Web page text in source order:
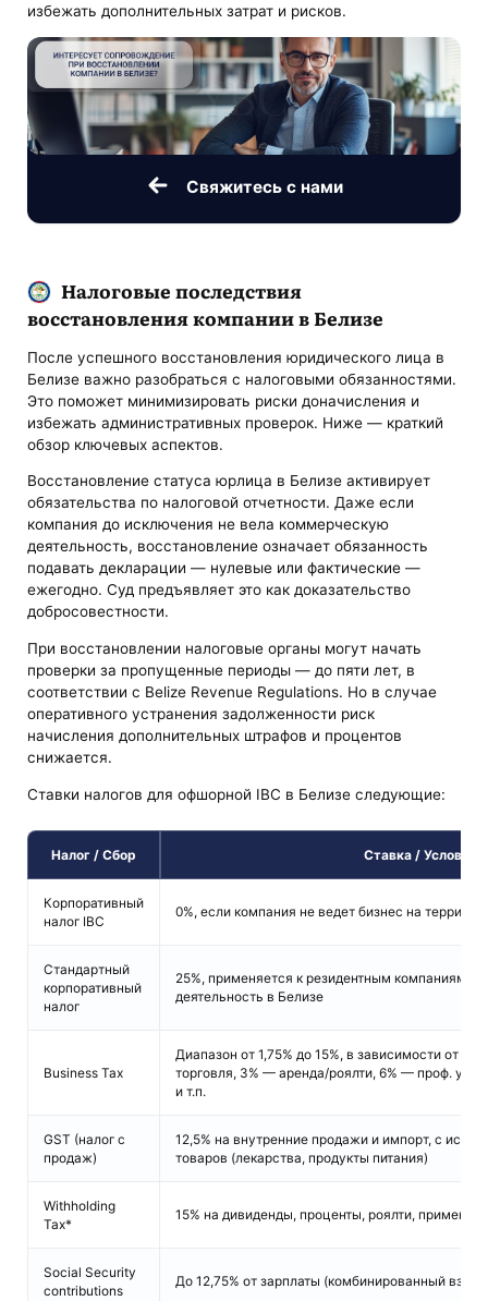
избежать дополнительных затрат и рисков.
Свяжитесь с нами
Налоговые последствия
восстановления компании в Белизе
После успешного восстановления юридического лица в
Белизе важно разобраться с налоговыми обязанностями.
Это поможет минимизировать риски доначисления и
избежать административных проверок. Ниже — краткий
обзор ключевых аспектов.
Восстановление статуса юрлица в Белизе активирует
обязательства по налоговой отчетности. Даже если
компания до исключения не вела коммерческую
деятельность, восстановление означает обязанность
подавать декларации — нулевые или фактические —
ежегодно. Суд предъявляет это как доказательство
добросовестности.
При восстановлении налоговые органы могут начать
проверки за пропущенные периоды — до пяти лет, в
соответствии с Belize Revenue Regulations. Но в случае
оперативного устранения задолженности риск
начисления дополнительных штрафов и процентов
снижается.
Ставки налогов для офшорной IBC в Белизе следующие:
Налог / Сбор Ставка / Условия
Корпоративный
налог IBC
0%, если компания не ведет бизнес на
Стандартный
корпоративный
налог
25%, применяется к резидентным компаниям
деятельность в Белизе
Business Tax
Диапазон от 1,75% до 15%, в зависимости от
торговля, 3% — аренда/роялти, 6% — проф.
и т.п.
GST (налог с
продаж)
12,5% на внутренние продажи и импорт, с
товаров (лекарства, продукты питания)
Withholding
Tax*
15% на дивиденды, проценты, роялти,
Social Security
contributions
До 12,75% от зарплаты (комбинированный